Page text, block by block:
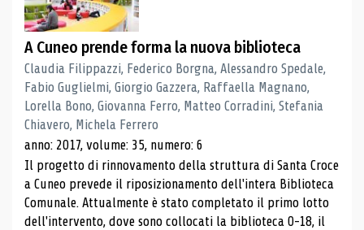
A Cuneo prende forma la nuova biblioteca
Claudia Filippazzi, Federico Borgna, Alessandro Spedale,
Fabio Guglielmi, Giorgio Gazzera, Raffaella Magnano,
Lorella Bono, Giovanna Ferro, Matteo Corradini, Stefania
Chiavero, Michela Ferrero
anno: 2017, volume: 35, numero: 6
Il progetto di rinnovamento della struttura di Santa Croce
a Cuneo prevede il riposizionamento dell'intera Biblioteca
Comunale. Attualmente è stato completato il primo lotto
dell'intervento, dove sono collocati la biblioteca 0-18, il